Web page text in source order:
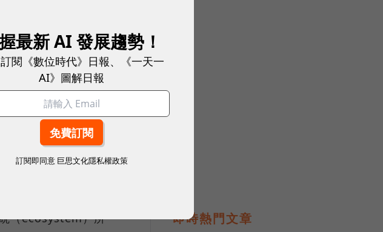
廠商早就推出具備
活動訊息
是最重要的，不過
去年同期的67%呈
（ecosystem）所
即時熱門文章
最新 AI 發展趨勢！
閱《數位時代》日報、《一天一
AI》圖解日報
訂閱即同意 巨思文化隱私權政策